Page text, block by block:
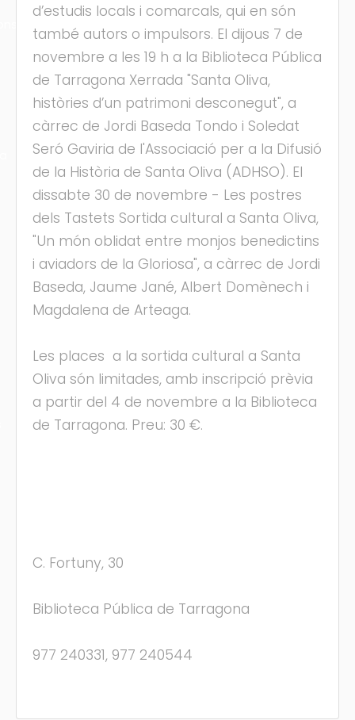
d’estudis locals i comarcals, qui en són
també autors o impulsors. El dijous 7 de
novembre a les 19 h a la Biblioteca Pública
de Tarragona Xerrada "Santa Oliva,
històries d’un patrimoni desconegut", a
càrrec de Jordi Baseda Tondo i Soledat
Seró Gaviria de l'Associació per a la Difusió
de la Història de Santa Oliva (ADHSO). El
dissabte 30 de novembre - Les postres
dels Tastets Sortida cultural a Santa Oliva,
"Un món oblidat entre monjos benedictins
i aviadors de la Gloriosa", a càrrec de Jordi
Baseda, Jaume Jané, Albert Domènech i
Magdalena de Arteaga.
Les places a la sortida cultural a Santa
Oliva són limitades, amb inscripció prèvia
a partir del 4 de novembre a la Biblioteca
de Tarragona. Preu: 30 €.
C. Fortuny, 30
Biblioteca Pública de Tarragona
977 240331, 977 240544